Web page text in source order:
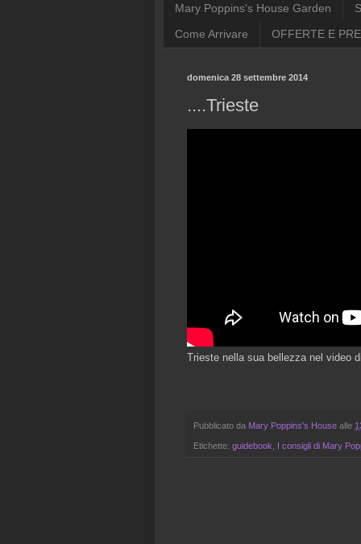
Mary Poppins's House Garden
Come Arrivare OFFERTE E
domenica 28 settembre 2014
....Trieste
Trieste nella sua bellezza nel video
Pubblicato da Mary Poppins's House alle
Etichette: guidebook I consigli di Mary